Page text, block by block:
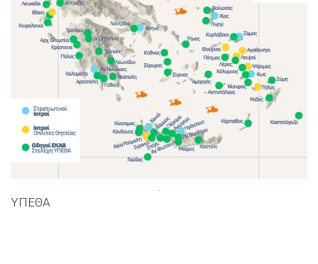
.
ΥΠΕΘΑ